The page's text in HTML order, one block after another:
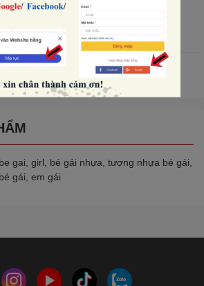
15.360₫
16.000₫ -4%
Xem tất cả
gai, girl, bé gái nhựa, tượng nhựa bé gái,
gái, em gái